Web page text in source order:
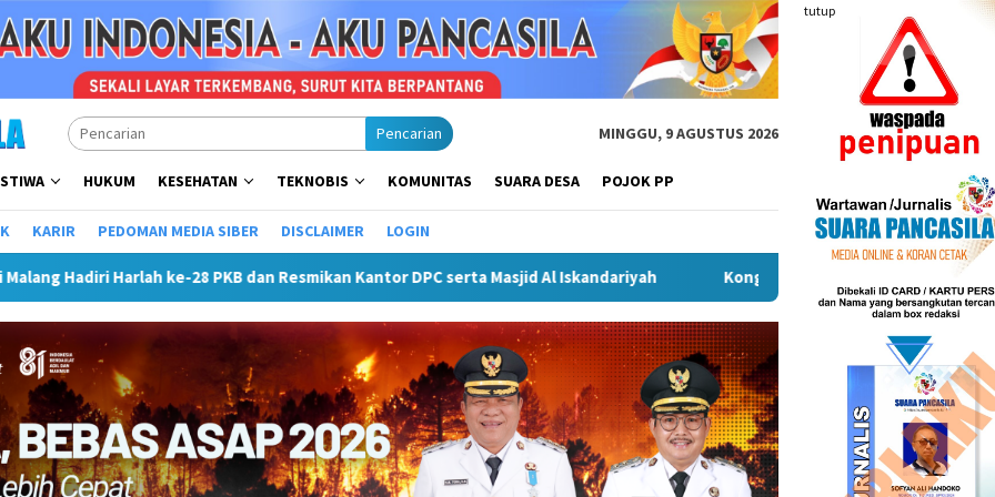
tutup
Pencarian MINGGU, 9 AGUSTUS 2026
HUKUM KESEHATAN TEKNOBIS KOMUNITAS SUARA DESA POJOK PP
KARIR PEDOMAN MEDIA SIBER DISCLAIMER LOGIN
dan Resmikan Kantor DPC serta Masjid Al Iskandariyah Kongres Kebudayaan Nusantara di Malang, Sekda Budiar